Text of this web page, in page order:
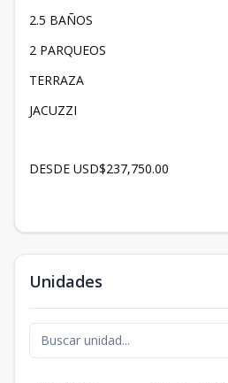
2.5 BAÑOS
2 PARQUEOS
TERRAZA
JACUZZI
DESDE USD$237,750.00
Unidades